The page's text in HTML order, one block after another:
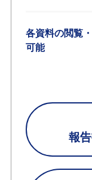
各資料の閲覧
可能
報